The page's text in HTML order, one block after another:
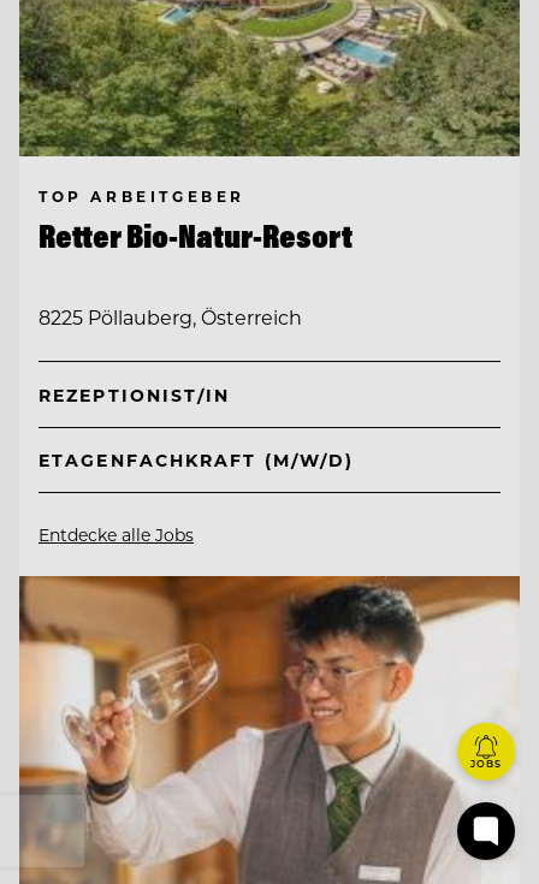
TOP ARBEITGEBER
Retter Bio-Natur-Resort
8225 Pöllauberg, Österreich
REZEPTIONIST/IN
ETAGENFACHKRAFT (M/W/D)
Entdecke alle Jobs
JOBS